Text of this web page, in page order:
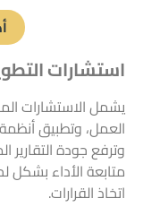
استشارات
يشمل الاستشارات
العمل، وتطبيق
وترفع جودة التقارير
متابعة الأداء بشكل
اتخاذ القرارات.